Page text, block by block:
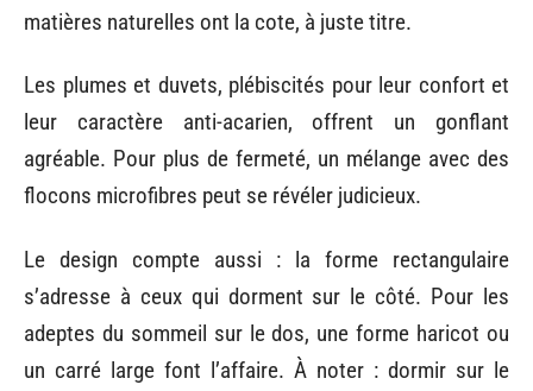
matières naturelles ont la cote, à juste titre.
Les plumes et duvets, plébiscités pour leur confort et
leur caractère anti-acarien, offrent un gonflant
agréable. Pour plus de fermeté, un mélange avec des
flocons microfibres peut se révéler judicieux.
Le design compte aussi : la forme rectangulaire
s’adresse à ceux qui dorment sur le côté. Pour les
adeptes du sommeil sur le dos, une forme haricot ou
un carré large font l’affaire. À noter : dormir sur le